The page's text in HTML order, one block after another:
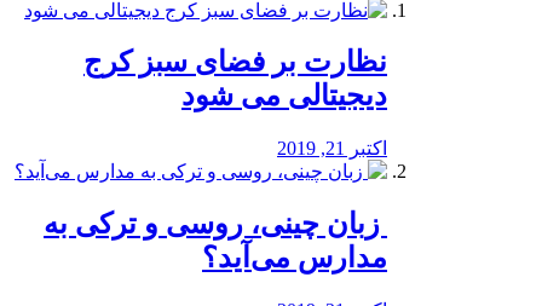
نظارت بر فضای سبز کرج
دیجیتالی می شود
اکتبر 21, 2019
️ زبان چینی، روسی و ترکی به
مدارس می‌آید؟